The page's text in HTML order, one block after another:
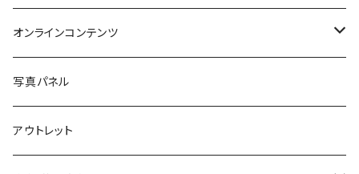
Tシャツ
バッグ
ブックカバー
マグカップ
オンラインコンテンツ
冒険クロストーク
写真パネル
アウトレット